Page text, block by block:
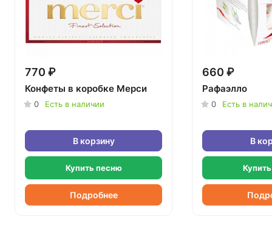
770 ₽
Конфеты в коробке Мерси
0 Есть в наличии
В корзину
Купить песню
Подробнее
660 ₽
Рафаэлло
0 Есть в
В